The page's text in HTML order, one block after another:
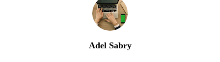
Adel Sabry